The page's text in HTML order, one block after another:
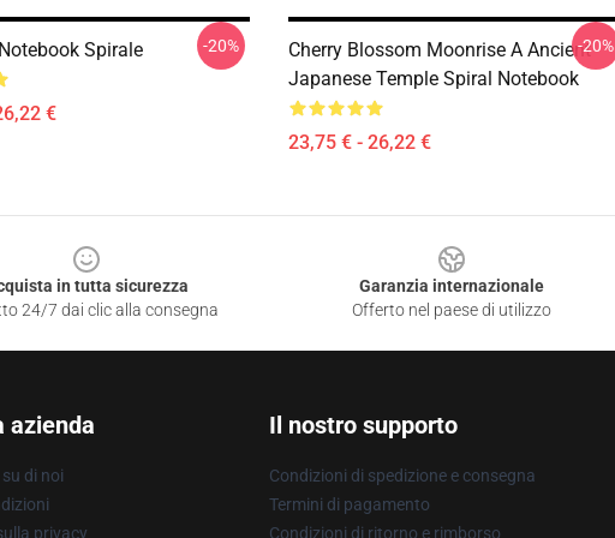
Spirale
€
-20%
Cherry Blossom Moonrise A Ancient
Japanese Temple Spiral Notebook
23,75 € - 26,22 €
-20%
in tutta sicurezza
24/7 dai clic alla consegna
Garanzia internazionale
Offerto nel paese di utilizzo
azienda
di noi
privacy
Il nostro supporto
Condizioni di spedizione e consegna
Termini di pagamento
Condizioni di ritorno e rimborso